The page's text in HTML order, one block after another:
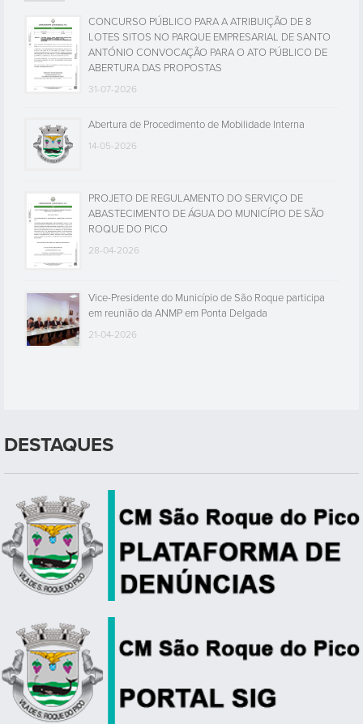
CONCURSO PÚBLICO PARA A ATRIBUIÇÃO DE 8
LOTES SITOS NO PARQUE EMPRESARIAL DE SANTO
ANTÓNIO CONVOCAÇÃO PARA O ATO PÚBLICO DE
ABERTURA DAS PROPOSTAS
31-07-2026
Abertura de Procedimento de Mobilidade Interna
14-05-2026
PROJETO DE REGULAMENTO DO SERVIÇO DE
ABASTECIMENTO DE ÁGUA DO MUNICÍPIO DE SÃO
ROQUE DO PICO
28-04-2026
Vice-Presidente do Município de São Roque participa
em reunião da ANMP em Ponta Delgada
21-04-2026
DESTAQUES